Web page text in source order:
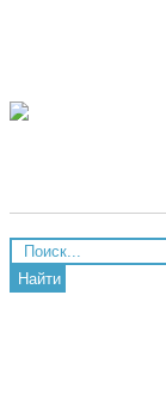
Найти